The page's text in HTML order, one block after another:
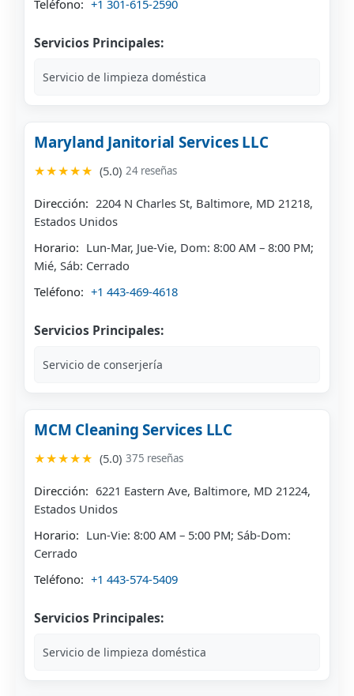
Teléfono: +1 301-615-2590
Servicios Principales:
Servicio de limpieza doméstica
Maryland Janitorial Services LLC
★★★★★ (5.0) 24 reseñas
Dirección: 2204 N Charles St, Baltimore, MD 21218,
Estados Unidos
Horario: Lun-Mar, Jue-Vie, Dom: 8:00 AM – 8:00 PM;
Mié, Sáb: Cerrado
Teléfono: +1 443-469-4618
Servicios Principales:
Servicio de conserjería
MCM Cleaning Services LLC
★★★★★ (5.0) 375 reseñas
Dirección: 6221 Eastern Ave, Baltimore, MD 21224,
Estados Unidos
Horario: Lun-Vie: 8:00 AM – 5:00 PM; Sáb-Dom:
Cerrado
Teléfono: +1 443-574-5409
Servicios Principales:
Servicio de limpieza doméstica